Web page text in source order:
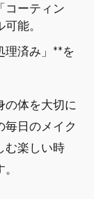
コーティン
能。
理済み」**を
の体を大切に
毎日のメイク
む楽しい時